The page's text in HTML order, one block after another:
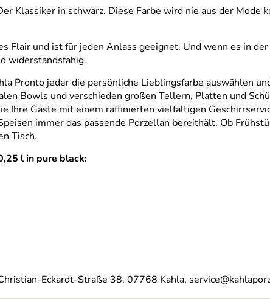
Klassiker in schwarz. Diese Farbe wird nie aus der Mode
Flair und ist für jeden Anlass geeignet. Und wenn es in
widerstandsfähig.
Pronto jeder die persönliche Lieblingsfarbe auswählen
Bowls und verschieden großen Tellern, Platten und
Ihre Gäste mit einem raffinierten vielfältigen
immer das passende Porzellan bereithält. Ob
Tisch.
l in pure black:
Eckardt-Straße 38, 07768 Kahla,